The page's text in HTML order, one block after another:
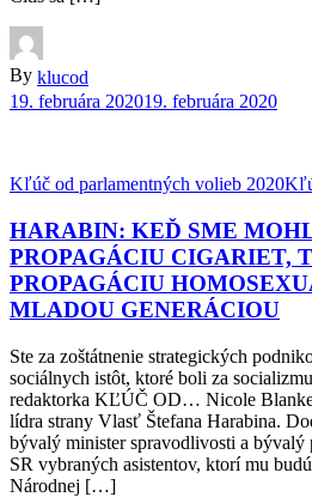
By klucod
19. februára 202019. februára 2020
Kľúč od parlamentných volieb 2020
HARABIN: KEĎ SME
PROPAGÁCIU CIGARIET,
PROPAGÁCIU
MLADOU GENERÁCIOU
Ste za zoštátnenie strategických
sociálnych istôt, ktoré boli za
redaktorka KĽÚČ OD… Nicole
lídra strany Vlasť Štefana Harabina.
bývalý minister spravodlivosti a bývalý
SR vybraných asistentov, ktorí mu
Národnej […]